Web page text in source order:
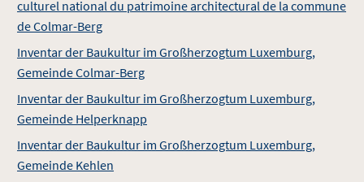
culturel national du patrimoine architectural de la commune
de Colmar-Berg
Inventar der Baukultur im Großherzogtum Luxemburg,
Gemeinde Colmar-Berg
Inventar der Baukultur im Großherzogtum Luxemburg,
Gemeinde Helperknapp
Inventar der Baukultur im Großherzogtum Luxemburg,
Gemeinde Kehlen